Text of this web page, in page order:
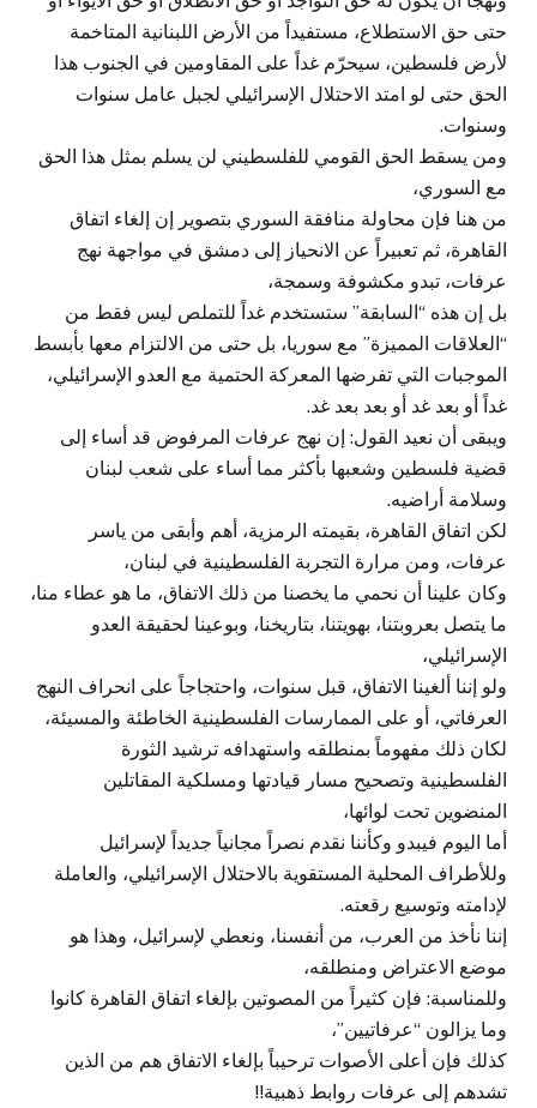
حتى حق الاستطلاع، مستفيداً من الأرض اللبنانية المتاخمة
لأرض فلسطين، سيحرّم غداً على المقاومين في الجنوب هذا
الحق حتى لو امتد الاحتلال الإسرائيلي لجبل عامل سنوات
وسنوات.
ومن يسقط الحق القومي للفلسطيني لن يسلم بمثل هذا الحق
مع السوري،
من هنا فإن محاولة منافقة السوري بتصوير إن إلغاء اتفاق
القاهرة، ثم تعبيراً عن الانحياز إلى دمشق في مواجهة نهج
عرفات، تبدو مكشوفة وسمجة،
بل إن هذه “السابقة” ستستخدم غداً للتملص ليس فقط من
“العلاقات المميزة” مع سوريا، بل حتى من الالتزام معها بأبسط
الموجبات التي تفرضها المعركة الحتمية مع العدو الإسرائيلي،
غداً أو بعد غد أو بعد بعد غد.
ويبقى أن نعيد القول: إن نهج عرفات المرفوض قد أساء إلى
قضية فلسطين وشعبها بأكثر مما أساء على شعب لبنان
وسلامة أراضيه.
لكن اتفاق القاهرة، بقيمته الرمزية، أهم وأبقى من ياسر
عرفات، ومن مرارة التجربة الفلسطينية في لبنان،
وكان علينا أن نحمي ما يخصنا من ذلك الاتفاق، ما هو عطاء منا،
ما يتصل بعروبتنا، بهويتنا، بتاريخنا، وبوعينا لحقيقة العدو
الإسرائيلي،
ولو إننا ألغينا الاتفاق، قبل سنوات، واحتجاجاً على انحراف النهج
العرفاتي، أو على الممارسات الفلسطينية الخاطئة والمسيئة،
لكان ذلك مفهوماً بمنطلقه واستهدافه ترشيد الثورة
الفلسطينية وتصحيح مسار قيادتها ومسلكية المقاتلين
المنضوين تحت لوائها،
أما اليوم فيبدو وكأننا نقدم نصراً مجانياً جديداً لإسرائيل
وللأطراف المحلية المستقوية بالاحتلال الإسرائيلي، والعاملة
لإدامته وتوسيع رقعته.
إننا نأخذ من العرب، من أنفسنا، ونعطي لإسرائيل، وهذا هو
موضع الاعتراض ومنطلقه،
وللمناسبة: فإن كثيراً من المصوتين بإلغاء اتفاق القاهرة كانوا
وما يزالون “عرفاتيين”،
كذلك فإن أعلى الأصوات ترحيباً بإلغاء الاتفاق هم من الذين
تشدهم إلى عرفات روابط ذهبية!!